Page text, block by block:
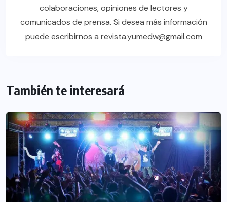
colaboraciones, opiniones de lectores y
comunicados de prensa. Si desea más información
puede escribirnos a revista.yumedw@gmail.com
También te interesará